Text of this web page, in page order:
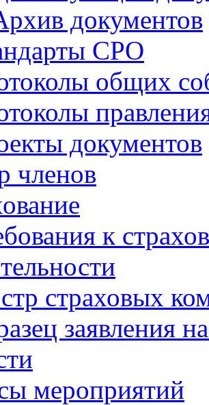
документов
СРО
общих
документов
членов
к
страховых
заявления
мероприятий